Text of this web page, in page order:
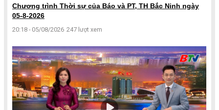
Chương trình Thời sự của Báo và PT, TH Bắc Ninh ngày
05-8-2026
20:18 - 05/08/2026 247 lượt xem